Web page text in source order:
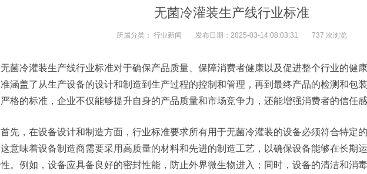
无菌冷灌装生产线行业标准
所属分类： 行业新闻 发布日期：2025-03-14 08:03:31 737 次浏览
无菌冷灌装生产线行业标准对于确保产品质量、保障消费者健康以及促进整个行业的健
准涵盖了从生产设备的设计和制造到生产过程的控制和管理，再到最终产品的检测和包
严格的标准，企业不仅能够提升自身的产品质量和市场竞争力，还能增强消费者的信任感
首先，在设备设计和制造方面，行业标准要求所有用于无菌冷灌装的设备必须符合特定
这意味着设备制造商需要采用高质量的材料和先进的制造工艺，以确保设备能够在长期
性。例如，设备应具备良好的密封性能，防止外界微生物进入；同时，设备的清洁和消